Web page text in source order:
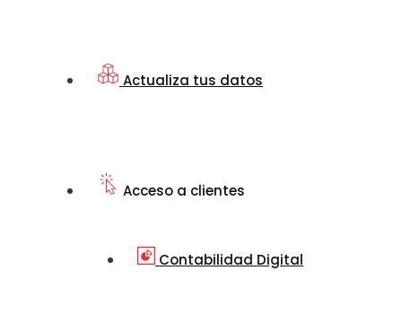
Actualiza tus datos
Acceso a clientes
Contabilidad Digital